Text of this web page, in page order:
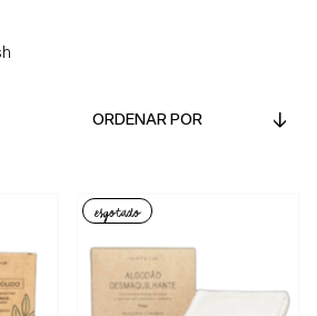
ambiental, privilegiando ingredientes
sustentáveis no comércio online.
consciente, onde cuidar de si também
cuidar do planeta.
por
Mais relevantes
Alfabeticamente, A-Z
Alfabeticamente, Z-A
esgotado